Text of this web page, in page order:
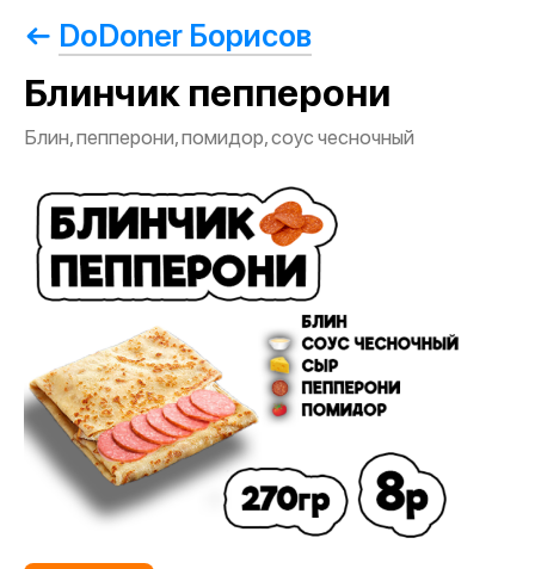
DoDoner Борисов
Блинчик пепперони
Блин, пепперони, помидор, соус чесночный